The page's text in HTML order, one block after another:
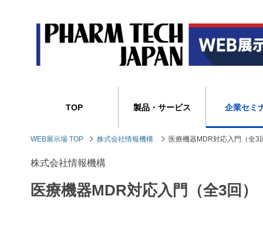
TOP 製品・サービス 企業セミ
WEB展示場 TOP 株式会社情報機構 医療機器MDR対応入門（全3
株式会社情報機構
医療機器MDR対応入門（全3回）